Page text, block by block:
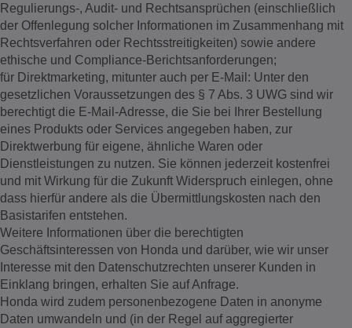
Regulierungs-, Audit- und Rechtsansprüchen (einschließlich
der Offenlegung solcher Informationen im Zusammenhang mit
Rechtsverfahren oder Rechtsstreitigkeiten) sowie andere
ethische und Compliance-Berichtsanforderungen;
für Direktmarketing, mitunter auch per E-Mail: Unter den
gesetzlichen Voraussetzungen des § 7 Abs. 3 UWG sind wir
berechtigt die E-Mail-Adresse, die Sie bei Ihrer Bestellung
eines Produkts oder Services angegeben haben, zur
Direktwerbung für eigene, ähnliche Waren oder
Dienstleistungen zu nutzen. Sie können jederzeit kostenfrei
und mit Wirkung für die Zukunft Widerspruch einlegen, ohne
dass hierfür andere als die Übermittlungskosten nach den
Basistarifen entstehen.
Weitere Informationen über die berechtigten
Geschäftsinteressen von Honda und darüber, wie wir unser
Interesse mit den Datenschutzrechten unserer Kunden in
Einklang bringen, erhalten Sie auf Anfrage.
Honda wird zudem personenbezogene Daten in anonyme
Daten umwandeln und (in der Regel auf aggregierter